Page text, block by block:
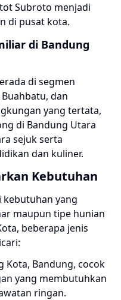
Subroto menjadi
di pusat kota.
di Bandung
di segmen
dan
yang tertata,
di Bandung Utara
sejuk serta
dan kuliner.
Kebutuhan
yang
maupun tipe hunian
beberapa jenis
Kota, Bandung, cocok
yang membutuhkan
ringan.